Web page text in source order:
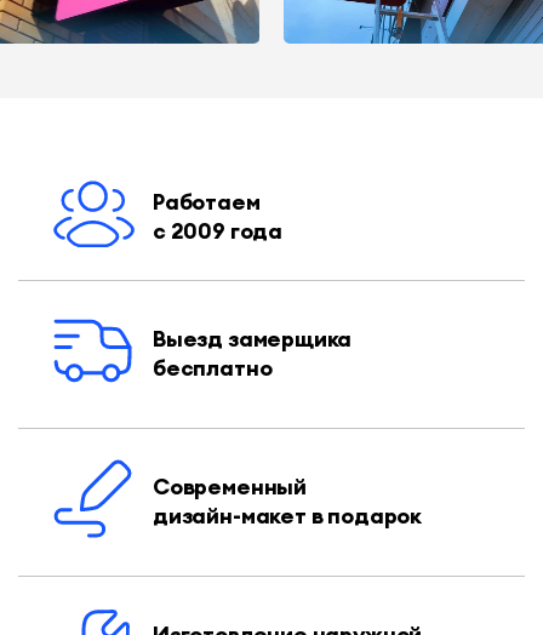
Работаем
с 2009 года
Выезд замерщика
бесплатно
Современный
дизайн-макет в подарок